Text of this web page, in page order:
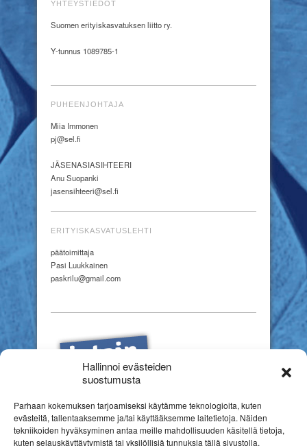
Hallinnoi evästeiden
suostumusta
Parhaan kokemuksen tarjoamiseksi käytämme teknologioita, kuten
evästeitä, tallentaaksemme ja/tai käyttääksemme laitetietoja. Näiden
tekniikoiden hyväksyminen antaa meille mahdollisuuden käsitellä tietoja,
kuten selauskäyttäytymistä tai yksilöllisiä tunnuksia tällä sivustolla.
YHTEYSTIEDOT
Suomen erityiskasvatuksen liitto ry.
Y-tunnus 1089785-1
PUHEENJOHTAJA
Miia Immonen
pj@sel.fi
JÄSENASIASIHTEERI
Anu Suopanki
jasensihteeri@sel.fi
ERITYISKASVATUSLEHTI
päätoimittaja
Pasi Luukkainen
paskrilu@gmail.com